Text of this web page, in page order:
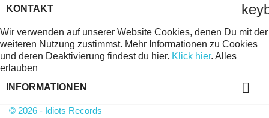
KONTAKT
Wir verwenden auf unserer Website Cookies, denen Du mit der
weiteren Nutzung zustimmst. Mehr Informationen zu Cookies
und deren Deaktivierung findest du hier. Klick hier. Alles
erlauben
INFORMATIONEN

© 2026 - Idiots Records